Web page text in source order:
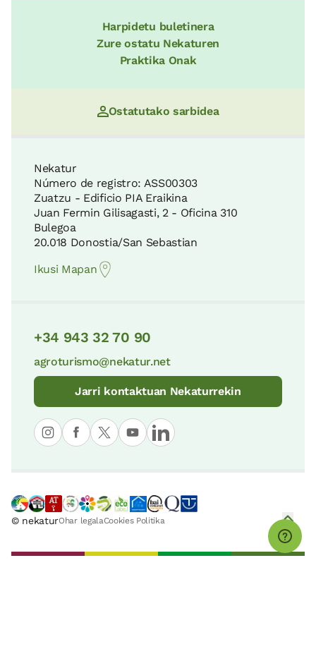
Harpidetu buletinera
Zure ostatu Nekaturen
Praktika Onak
Ostatutako sarbidea
Nekatur
Número de registro: ASS00303
Zuatzu - Edificio PIA Eraikina
Juan Fermin Gilisagasti, 2 - Oficina 310
Bulegoa
20.018 Donostia/San Sebastian
Ikusi Mapan
+34 943 32 70 90
agroturismo@nekatur.net
Jarri kontaktuan Nekaturrekin
© nekaturOhar legalaCookies Politika